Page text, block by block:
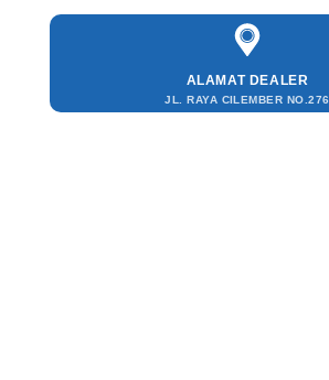
ALAMAT DEALER
JL. RAYA CILEMBER NO.276